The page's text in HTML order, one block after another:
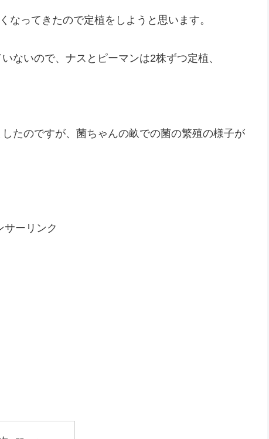
なってきたので定植をしようと思います。
ないので、ナスとピーマンは2株ずつ定植、
たのですが、菌ちゃんの畝での菌の繁殖の様子が
サーリンク